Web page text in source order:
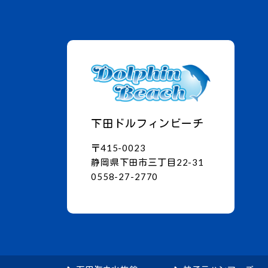
下田ドルフィンビーチ
〒415-0023
静岡県下田市三丁目22-31
0558-27-2770